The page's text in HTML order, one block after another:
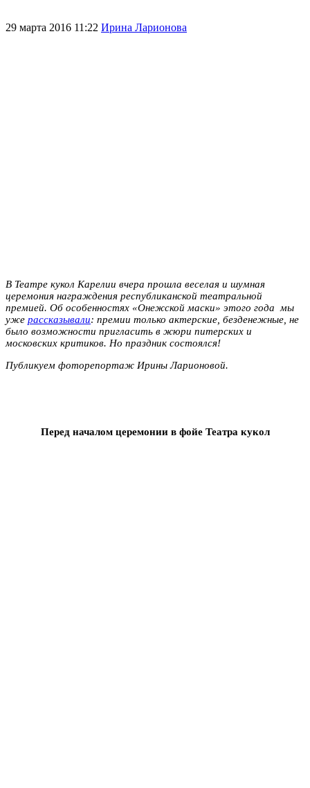
29 марта 2016 11:22 Ирина Ларионова
В Театре кукол Карелии вчера прошла веселая и шумная
церемония награждения республиканской театральной
премией. Об особенностях «Онежской маски» этого года мы
уже рассказывали: премии только актерские, безденежные, не
было возможности пригласить в жюри питерских и
московских критиков. Но праздник состоялся!
Публикуем фоторепортаж Ирины Ларионовой.
Перед началом церемонии в фойе Театра кукол